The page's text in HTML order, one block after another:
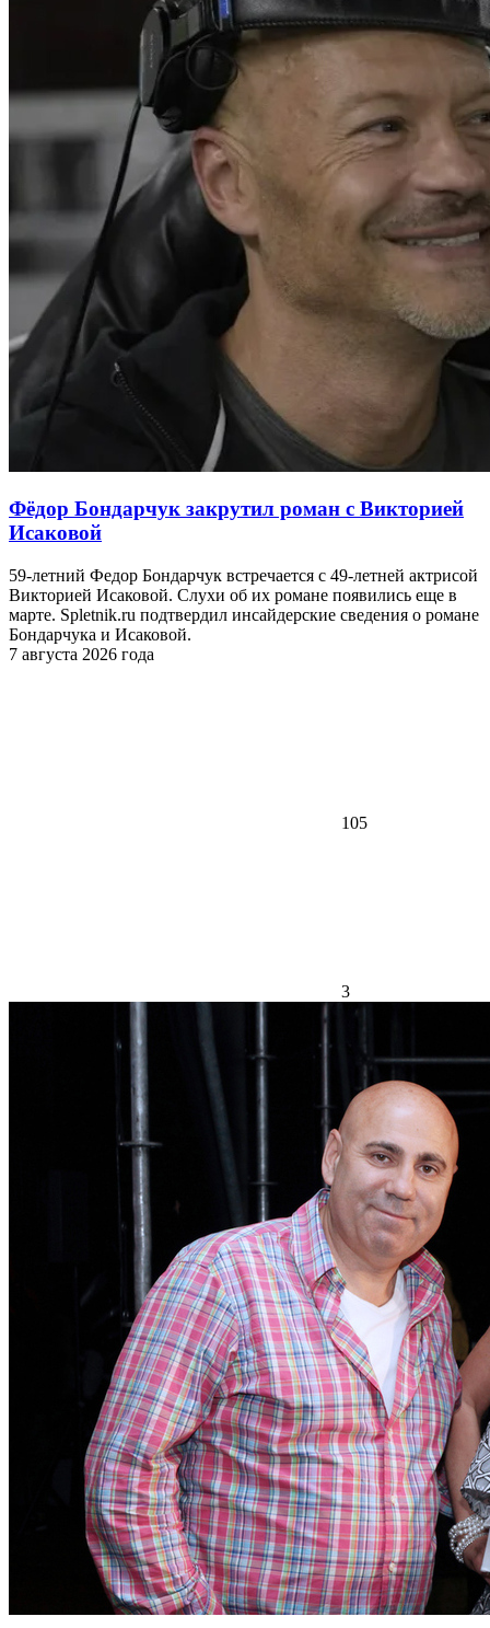
Фёдор Бондарчук закрутил роман с Викторией
Исаковой
59-летний Федор Бондарчук встречается с 49-летней актрисой
Викторией Исаковой. Слухи об их романе появились еще в
марте. Spletnik.ru подтвердил инсайдерские сведения о романе
Бондарчука и Исаковой.
7 августа 2026 года
105
3